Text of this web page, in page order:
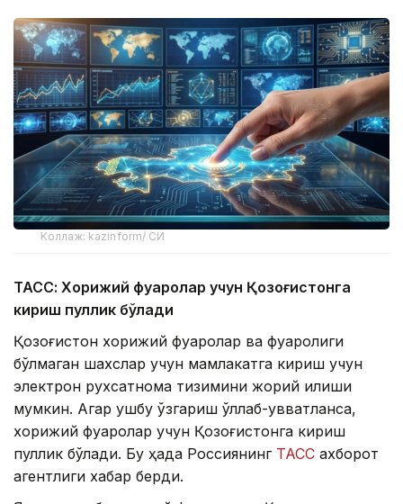
Коллаж: kazinform/ СИ
ТАСС: Хорижий фуқаролар учун Қозоғистонга
кириш пуллик бўлади
Қозоғистон хорижий фуқаролар ва фуқаролиги
бўлмаган шахслар учун мамлакатга кириш учун
электрон рухсатнома тизимини жорий қилиши
мумкин. Агар ушбу ўзгариш қўллаб-қувватланса,
хорижий фуқаролар учун Қозоғистонга кириш
пуллик бўлади. Бу ҳақда Россиянинг ТАСС ахборот
агентлиги хабар берди.